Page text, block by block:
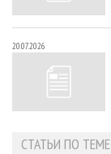
20.07.2026
СТАТЬИ ПО ТЕМЕ